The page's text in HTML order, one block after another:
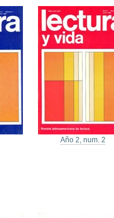
Año 2, num. 2